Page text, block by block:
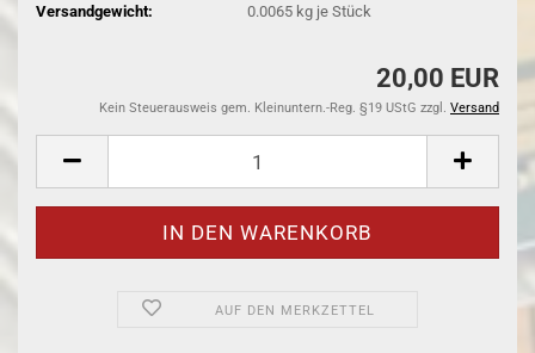
Versandgewicht: 0.0065kg je Stück
20,00 EUR
Kein Steuerausweis gem. Kleinuntern.-Reg. §19 UStG zzgl. Versand
AUF DEN MERKZETTEL